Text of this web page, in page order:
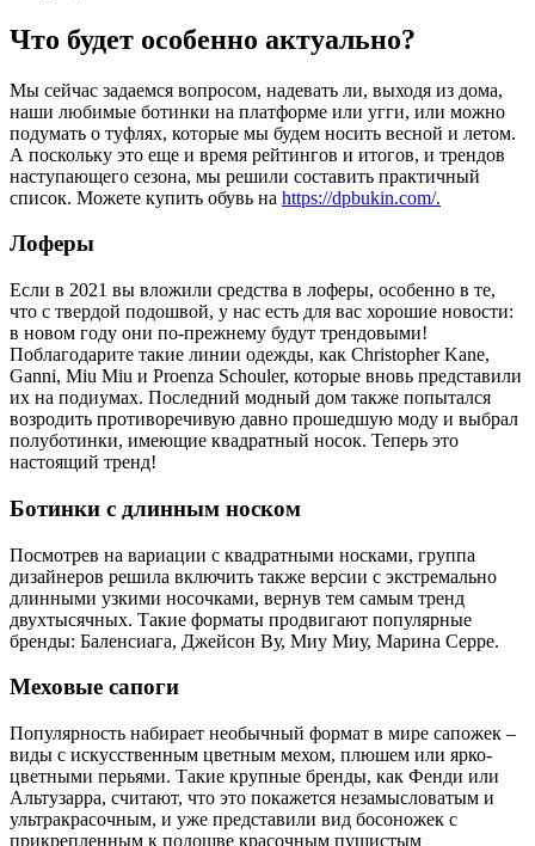
Что будет особенно актуально?
Мы сейчас задаемся вопросом, надевать ли, выходя из дома,
наши любимые ботинки на платформе или угги, или можно
подумать о туфлях, которые мы будем носить весной и летом.
А поскольку это еще и время рейтингов и итогов, и трендов
наступающего сезона, мы решили составить практичный
список. Можете купить обувь на https://dpbukin.com/.
Лоферы
Если в 2021 вы вложили средства в лоферы, особенно в те,
что с твердой подошвой, у нас есть для вас хорошие новости:
в новом году они по-прежнему будут трендовыми!
Поблагодарите такие линии одежды, как Christopher Kane,
Ganni, Miu Miu и Proenza Schouler, которые вновь представили
их на подиумах. Последний модный дом также попытался
возродить противоречивую давно прошедшую моду и выбрал
полуботинки, имеющие квадратный носок. Теперь это
настоящий тренд!
Ботинки с длинным носком
Посмотрев на вариации с квадратными носками, группа
дизайнеров решила включить также версии с экстремально
длинными узкими носочками, вернув тем самым тренд
двухтысячных. Такие форматы продвигают популярные
бренды: Баленсиага, Джейсон Ву, Миу Миу, Марина Серре.
Меховые сапоги
Популярность набирает необычный формат в мире сапожек –
виды с искусственным цветным мехом, плюшем или ярко-
цветными перьями. Такие крупные бренды, как Фенди или
Альтузарра, считают, что это покажется незамысловатым и
ультракрасочным, и уже представили вид босоножек с
прикрепленным к подошве красочным пушистым